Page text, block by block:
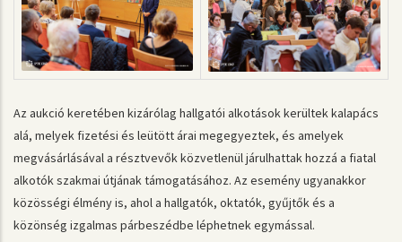
Az aukció keretében kizárólag hallgatói alkotások kerültek kalapács
alá, melyek fizetési és leütött árai megegyeztek, és amelyek
megvásárlásával a résztvevők közvetlenül járulhattak hozzá a fiatal
alkotók szakmai útjának támogatásához. Az esemény ugyanakkor
közösségi élmény is, ahol a hallgatók, oktatók, gyűjtők és a
közönség izgalmas párbeszédbe léphetnek egymással.